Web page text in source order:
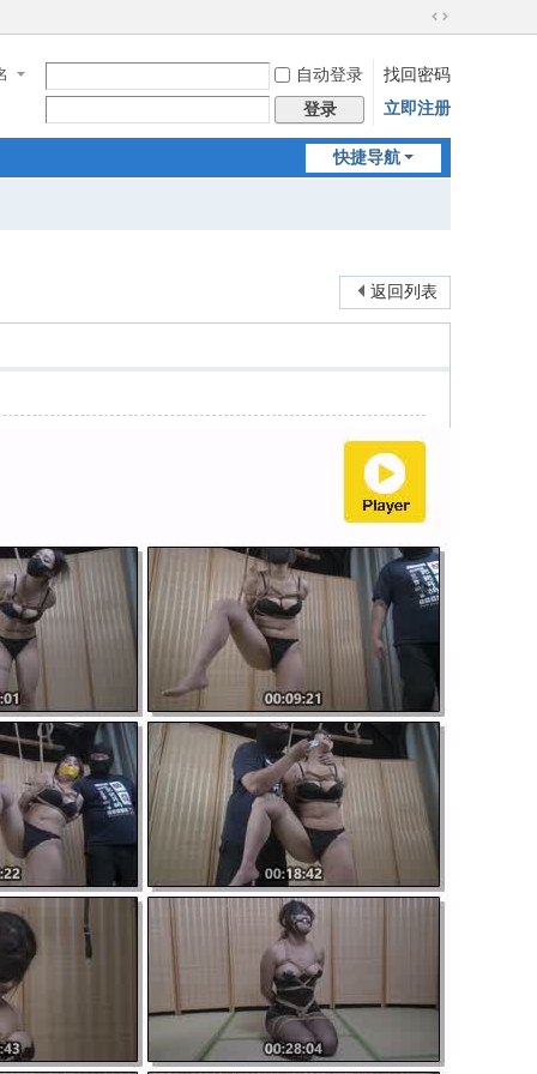
切
到
宽
自动登录
找回密码
登录
立即注册
快捷导航
返回列表